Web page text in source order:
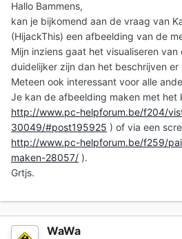
Hallo Bammens,
kan je bijkomend aan de vraag van
(HijackThis) een afbeelding van de
Mijn inziens gaat het visualiseren
duidelijker zijn dan het beschrijven er
Meteen ook interessant voor alle
Je kan de afbeelding maken met het
http://www.pc-helpforum.be/f204/
30049/#post195925 ) of via een
http://www.pc-helpforum.be/f259/
maken-28057/ ).
Grtjs.
WaWa